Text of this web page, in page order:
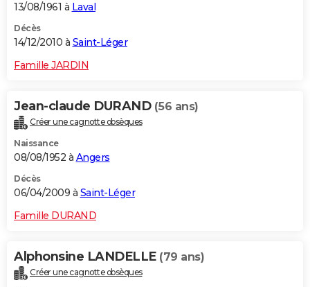
13/08/1961 à Laval
Décès
14/12/2010 à Saint-Léger
Famille JARDIN
Jean-claude DURAND (56 ans)
Créer une cagnotte obsèques
Naissance
08/08/1952 à Angers
Décès
06/04/2009 à Saint-Léger
Famille DURAND
Alphonsine LANDELLE (79 ans)
Créer une cagnotte obsèques